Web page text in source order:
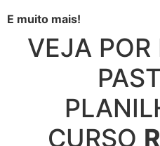
E muito mais!
VEJA POR
CURSO